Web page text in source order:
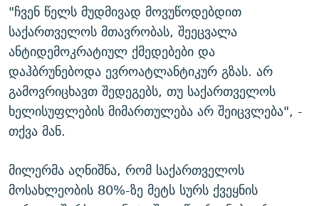
"ჩვენ წელს მუდმივად მოვუწოდებდით
საქართველოს მთავრობას, შეეცვალა
ანტიდემოკრატიულ ქმედებები და
დაჰბრუნებოდა ევროატლანტიკურ გზას. არ
გამოვრიცხავთ შედეგებს, თუ საქართველოს
ხელისუფლების მიმართულება არ შეიცვლება", -
თქვა მან.
მილერმა აღნიშნა, რომ საქართველოს
მოსახლეობის 80%-ზე მეტს სურს ქვეყნის